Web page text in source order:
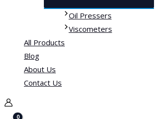
Oil Pressers
Viscometers
All Products
Blog
About Us
Contact Us